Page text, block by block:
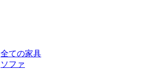
全ての家具
ソファ